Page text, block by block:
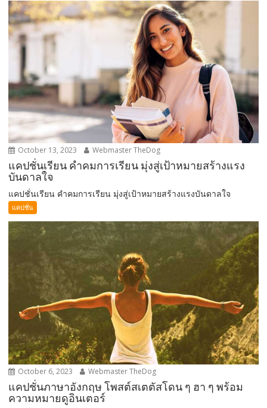
October 13, 2023 Webmaster TheDog
แคปชั่นเรียน คำคมการเรียน มุ่งสู่เป้าหมายสร้างแรง
บันดาลใจ
แคปชั่นเรียน คำคมการเรียน มุ่งสู่เป้าหมายสร้างแรงบันดาลใจ
แคปชั่น
October 6, 2023 Webmaster TheDog
แคปชั่นภาษาอังกฤษ โพสต์สเตตัสโดน ๆ ฮา ๆ พร้อม
ความหมายดูอินเตอร์